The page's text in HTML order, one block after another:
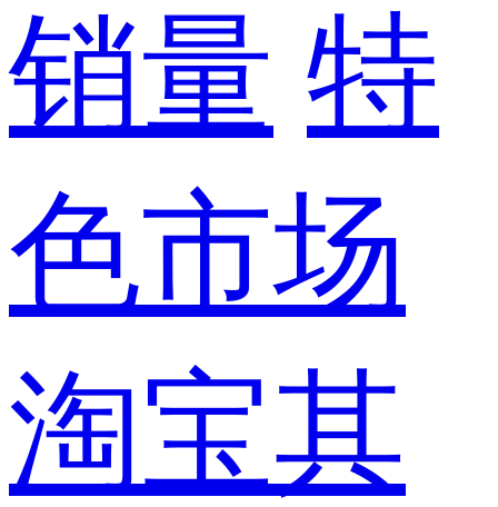
销量 特
色市场
淘宝其